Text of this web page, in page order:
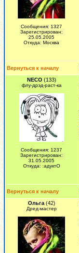
Сообщения: 1327
Зарегистрирован:
25.05.2005
Откуда: Москва
Вернуться к началу
NECO (133)
флу-дрэд-раст-ка
Сообщения: 1237
Зарегистрирован:
31.05.2005
Откуда: :адуктО
Вернуться к началу
Ольга(42)
Дред-мастер